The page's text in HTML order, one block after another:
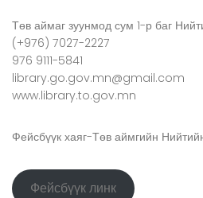
Төв аймаг зуунмод сум 1-р баг
(+976) 7027-2227
976 9111-5841
library.go.gov.mn@gmail.com
www.library.to.gov.mn
Фейсбүүк хаяг-Төв аймгийн
Фейсбүүк линк